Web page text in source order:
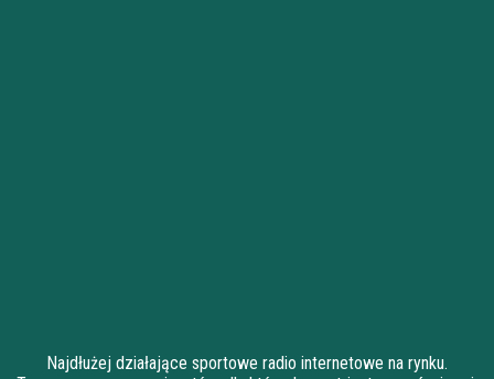
Najdłużej działające sportowe radio internetowe na rynku.